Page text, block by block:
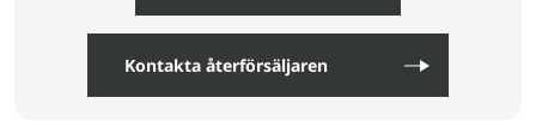
Kontakta återförsäljaren